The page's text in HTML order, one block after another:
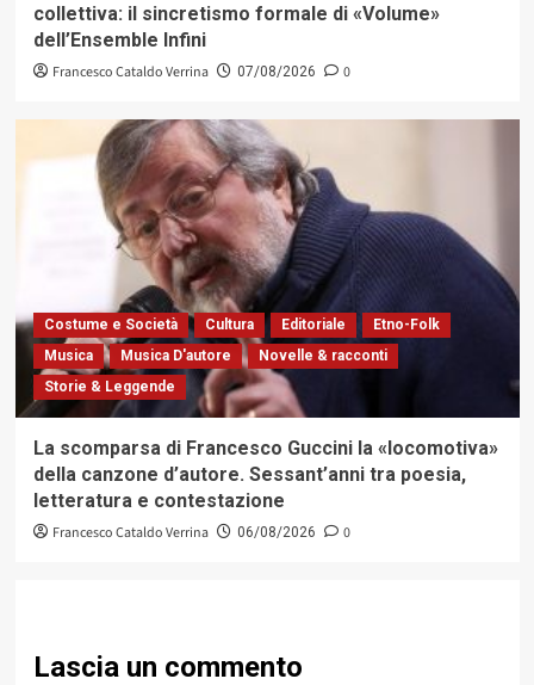
collettiva: il sincretismo formale di «Volume»
dell’Ensemble Infini
Francesco Cataldo Verrina 07/08/2026 0
Costume e Società Cultura Editoriale
Etno-Folk
Musica
Musica D'autore
Novelle & racconti
Storie & Leggende
La scomparsa di Francesco Guccini la «locomotiva»
della canzone d’autore. Sessant’anni tra poesia,
letteratura e contestazione
Francesco Cataldo Verrina 06/08/2026 0
Lascia un commento